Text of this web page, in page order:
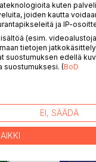
kuin
sinun ajokorttisi
hallitset
Ota käyttöön
Bo
kuten
joiden kautta
ja IP-
(esim.
tietojen
suostumuksen edellä
suostumuksesi. (BoD
EI, SÄÄDÄ